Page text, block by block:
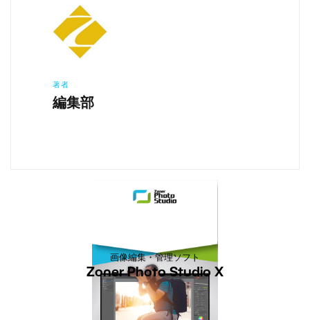
著者
編集部
画像編集・管理ソフト
Zoner Photo Studio X